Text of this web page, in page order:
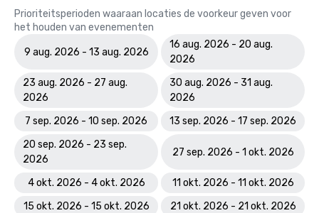
Prioriteitsperioden waaraan locaties de voorkeur geven voor
het houden van evenementen
9 aug. 2026 - 13 aug. 2026
16 aug. 2026 - 20 aug.
2026
23 aug. 2026 - 27 aug.
2026
30 aug. 2026 - 31 aug.
2026
7 sep. 2026 - 10 sep. 2026
13 sep. 2026 - 17 sep. 2026
20 sep. 2026 - 23 sep.
2026
27 sep. 2026 - 1 okt. 2026
4 okt. 2026 - 4 okt. 2026
11 okt. 2026 - 11 okt. 2026
15 okt. 2026 - 15 okt. 2026
21 okt. 2026 - 21 okt. 2026